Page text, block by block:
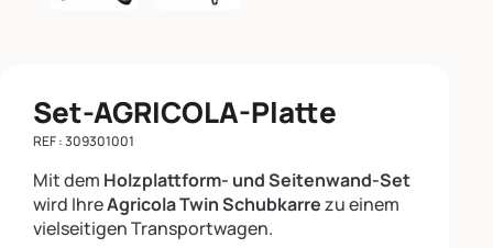
Set-AGRICOLA-Platte
REF : 309301001
Mit dem Holzplattform- und Seitenwand-Set
wird IhreAgricola Twin Schubkarrezu einem
vielseitigen Transportwagen.